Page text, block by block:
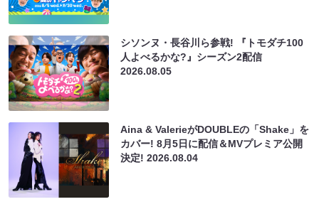
シソンヌ・長谷川ら参戦! 『トモダチ100
人よべるかな?』シーズン2配信
2026.08.05
Aina & ValerieがDOUBLEの「Shake」を
カバー! 8月5日に配信＆MVプレミア公開
決定!2026.08.04